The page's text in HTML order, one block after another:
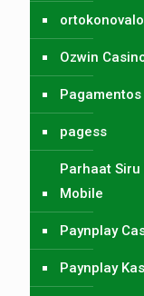
Ozwin
pagess
Parhaat Siru
Mobile
Paynplay
Paynplay